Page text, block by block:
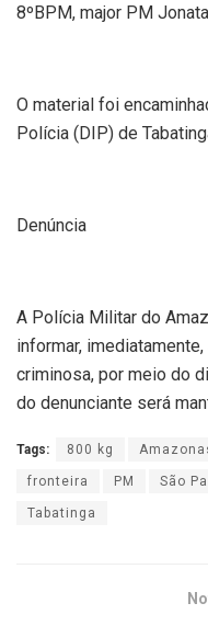
8ºBPM, major PM
O material foi
Polícia (DIP) de
Denúncia
A Polícia Militar do
informar,
criminosa, por meio do
do denunciante será
Tags: 800 kg
fronteira PM São
Tabatinga